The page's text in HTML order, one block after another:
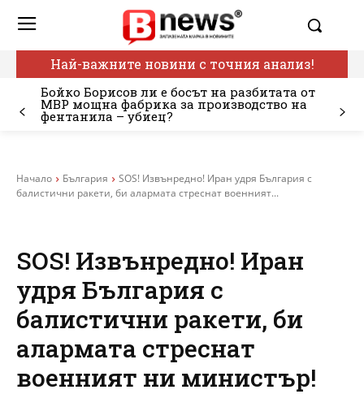
Най-важните новини с точния анализ!
Бойко Борисов ли е босът на разбитата от
МВР мощна фабрика за производство на
фентанила – убиец?
Начало България
SOS! Извънредно! Иран удря България с
балистични ракети, би алармата стреснат военният...
SOS! Извънредно! Иран
удря България с
балистични ракети, би
алармата стреснат
военният ни министър!